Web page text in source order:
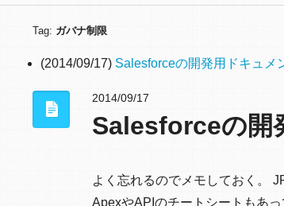
Tag: ガバナ制限
(2014/09/17) Salesforceの開発用ドキュメ
2014/09/17
Salesforceの開
よく忘れるのでメモしておく。
ApexやAPIのチートシートもあ